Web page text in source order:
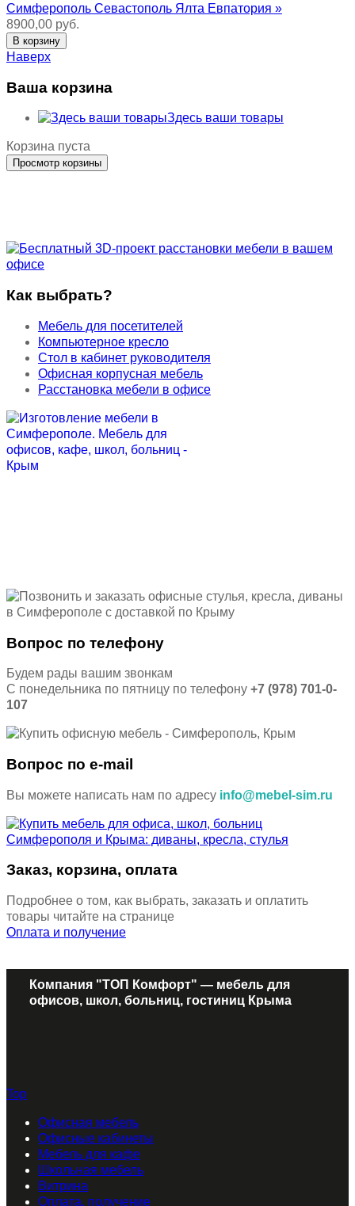
Симферополь Севастополь Ялта Евпатория »
8900,00 руб.
Наверх
Ваша корзина
Здесь ваши товары
Корзина пуста
Как выбрать?
Мебель для посетителей
Компьютерное кресло
Стол в кабинет руководителя
Офисная корпусная мебель
Расстановка мебели в офисе
Вопрос по телефону
Будем рады вашим звонкам
С понедельника по пятницу по телефону +7 (978) 701-0-
107
Вопрос по e-mail
Вы можете написать нам по адресу info@mebel-sim.ru
Заказ, корзина, оплата
Подробнее о том, как выбрать, заказать и оплатить
товары читайте на странице
Оплата и получение
Компания "ТОП Комфорт" — мебель для
офисов, школ, больниц, гостиниц Крыма
Top
Офисная мебель
Офисные кабинеты
Мебель для кафе
Школьная мебель
Витрина
Оплата, получение